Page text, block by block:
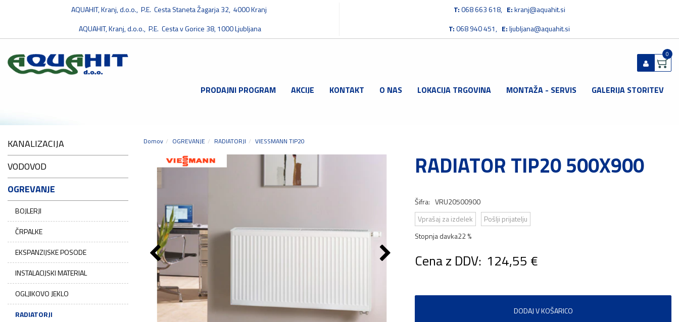
AQUAHIT, Kranj, d.o.o., P.E. Cesta Staneta Žagarja 32, 4000 Kranj
AQUAHIT, Kranj, d.o.o., P.E. Cesta v Gorice 38, 1000 Ljubljana
T:068 663 618, E:kranj@aquahit.si
T:068 940 451, E:ljubljana@aquahit.si
0
PRODAJNI PROGRAM AKCIJE KONTAKT O NAS LOKACIJA TRGOVINA MONTAŽA - SERVIS GALERIJA STORITEV
KANALIZACIJA
VODOVOD
OGREVANJE
BOJLERJI
ČRPALKE
EKSPANZIJSKE POSODE
INSTALACIJSKI MATERIAL
OGLJIKOVO JEKLO
RADIATORJI
Domov OGREVANJE RADIATORJI VIESSMANN TIP20
RADIATOR TIP20 500X900
Šifra: VRU20500900
Vprašaj za izdelek
Pošlji prijatelju
Stopnja davka22 %
Cena z DDV: 124,55 €
DODAJ V KOŠARICO